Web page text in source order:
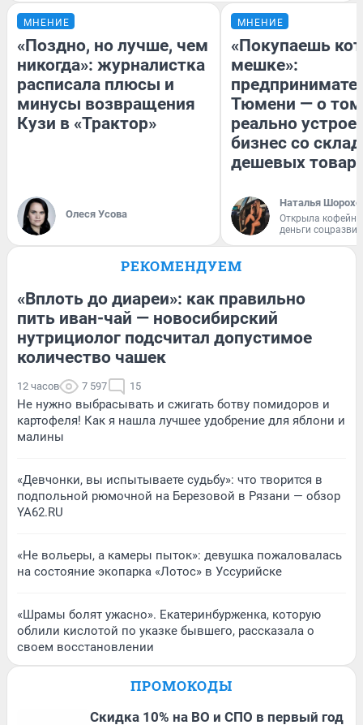
МНЕНИЕ
«Поздно, но лучше, чем
никогда»: журналистка
расписала плюсы и
минусы возвращения
Кузи в «Трактор»
Олеся Усова
МНЕНИЕ
«Покупаешь
мешке»:
Тюмени — о
реально
бизнес со
дешевых
Наталья
Открыла
деньги
РЕКОМЕНДУЕМ
«Вплоть до диареи»: как правильно
пить иван-чай — новосибирский
нутрициолог подсчитал допустимое
количество чашек
12 часов 7 597 15
Не нужно выбрасывать и сжигать ботву помидоров и
картофеля! Как я нашла лучшее удобрение для яблони и
малины
«Девчонки, вы испытываете судьбу»: что творится в
подпольной рюмочной на Березовой в Рязани — обзор
YA62.RU
«Не вольеры, а камеры пыток»: девушка пожаловалась
на состояние экопарка «Лотос» в Уссурийске
«Шрамы болят ужасно». Екатеринбурженка, которую
облили кислотой по указке бывшего, рассказала о
своем восстановлении
ПРОМОКОДЫ
Скидка 10% на ВО и СПО в первый год